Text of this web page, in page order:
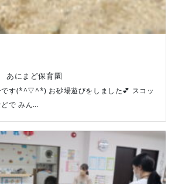
にまど保育園
です(*^▽^*) お砂場遊びをしました💕 スコッ
で みん…